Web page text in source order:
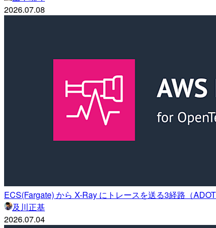
2026.07.08
ECS(Fargate) から X-Ray にトレースを送る3経路（
及川正基
2026.07.04